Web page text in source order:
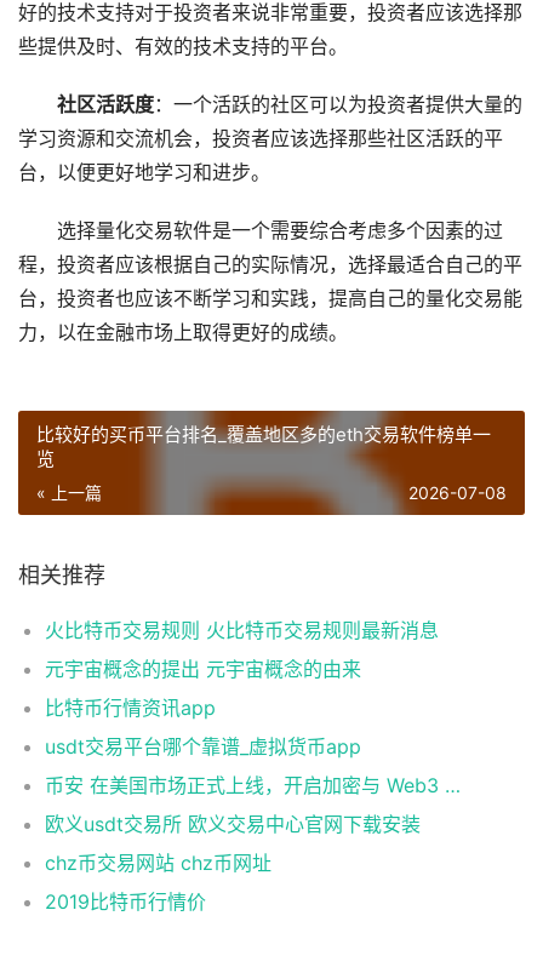
好的技术支持对于投资者来说非常重要，投资者应该选择那
些提供及时、有效的技术支持的平台。
社区活跃度：一个活跃的社区可以为投资者提供大量的
学习资源和交流机会，投资者应该选择那些社区活跃的平
台，以便更好地学习和进步。
选择量化交易软件是一个需要综合考虑多个因素的过
程，投资者应该根据自己的实际情况，选择最适合自己的平
台，投资者也应该不断学习和实践，提高自己的量化交易能
力，以在金融市场上取得更好的成绩。
比较好的买币平台排名_覆盖地区多的eth交易软件榜单一
览
« 上一篇 2026-07-08
相关推荐
火比特币交易规则 火比特币交易规则最新消息
元宇宙概念的提出 元宇宙概念的由来
比特币行情资讯app
usdt交易平台哪个靠谱_虚拟货币app
币安 在美国市场正式上线，开启加密与 Web3 创新的全新时代！
欧义usdt交易所 欧义交易中心官网下载安装
chz币交易网站 chz币网址
2019比特币行情价